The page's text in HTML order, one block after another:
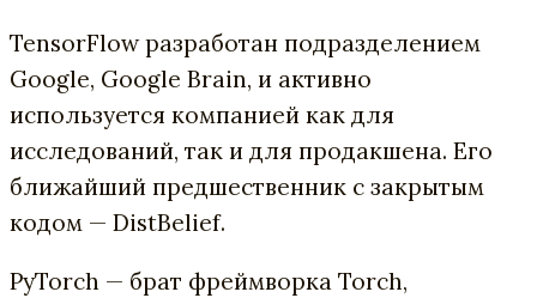
TensorFlow разработан подразделением
Google, Google Brain, и активно
используется компанией как для
исследований, так и для продакшена. Его
ближайший предшественник с закрытым
кодом — DistBelief.
PyTorch — брат фреймворка Torch,